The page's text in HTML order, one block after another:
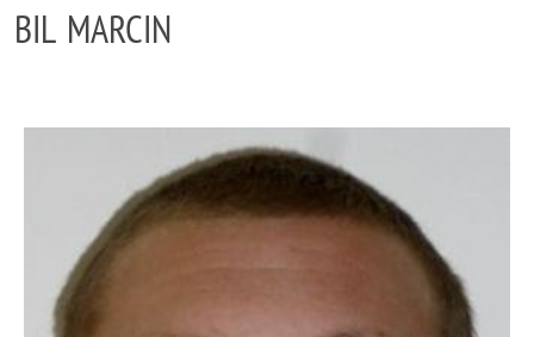
BIL MARCIN